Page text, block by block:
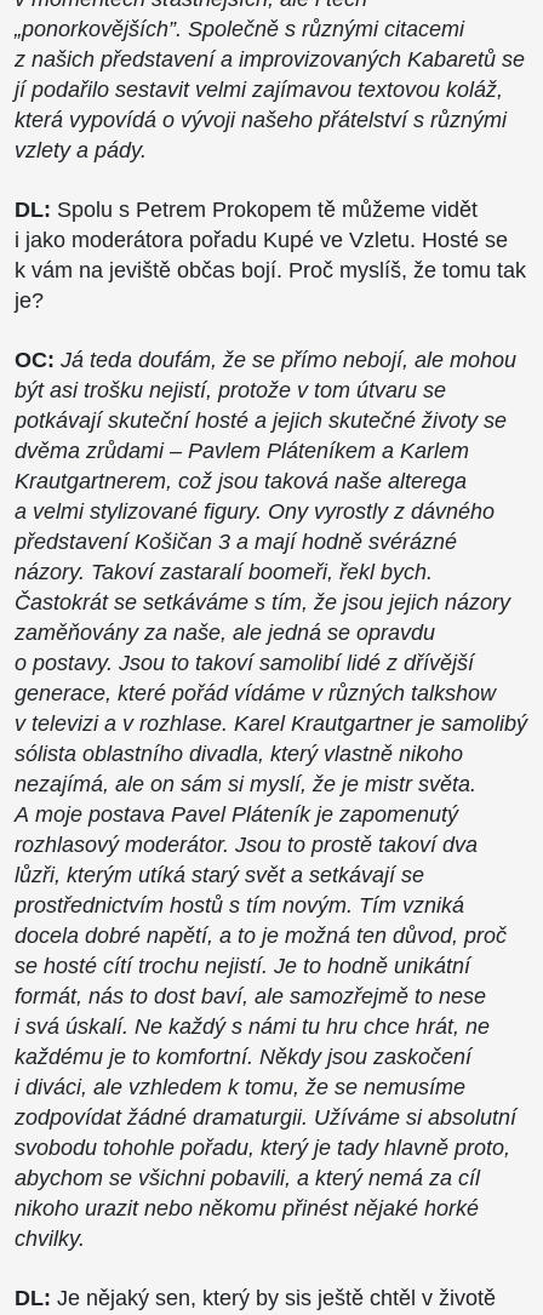
„ponorkovějších”. Společně s různými citacemi
z našich představení a improvizovaných Kabaretů se
jí podařilo sestavit velmi zajímavou textovou koláž,
která vypovídá o vývoji našeho přátelství s různými
vzlety a pády.
DL: Spolu s Petrem Prokopem tě můžeme vidět
i jako moderátora pořadu Kupé ve Vzletu. Hosté se
k vám na jeviště občas bojí. Proč myslíš, že tomu tak
je?
OC: Já teda doufám, že se přímo nebojí, ale mohou
být asi trošku nejistí, protože v tom útvaru se
potkávají skuteční hosté a jejich skutečné životy se
dvěma zrůdami – Pavlem Pláteníkem a Karlem
Krautgartnerem, což jsou taková naše alterega
a velmi stylizované figury. Ony vyrostly z dávného
představení Košičan 3 a mají hodně svérázné
názory. Takoví zastaralí boomeři, řekl bych.
Častokrát se setkáváme s tím, že jsou jejich názory
zaměňovány za naše, ale jedná se opravdu
o postavy. Jsou to takoví samolibí lidé z dřívější
generace, které pořád vídáme v různých talkshow
v televizi a v rozhlase. Karel Krautgartner je samolibý
sólista oblastního divadla, který vlastně nikoho
nezajímá, ale on sám si myslí, že je mistr světa.
A moje postava Pavel Pláteník je zapomenutý
rozhlasový moderátor. Jsou to prostě takoví dva
lůzři, kterým utíká starý svět a setkávají se
prostřednictvím hostů s tím novým. Tím vzniká
docela dobré napětí, a to je možná ten důvod, proč
se hosté cítí trochu nejistí. Je to hodně unikátní
formát, nás to dost baví, ale samozřejmě to nese
i svá úskalí. Ne každý s námi tu hru chce hrát, ne
každému je to komfortní. Někdy jsou zaskočení
i diváci, ale vzhledem k tomu, že se nemusíme
zodpovídat žádné dramaturgii. Užíváme si absolutní
svobodu tohohle pořadu, který je tady hlavně proto,
abychom se všichni pobavili, a který nemá za cíl
nikoho urazit nebo někomu přinést nějaké horké
chvilky.
DL: Je nějaký sen, který by sis ještě chtěl v životě